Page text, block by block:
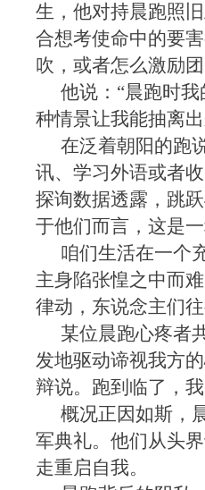
生，他对持晨跑照
合想考使命中的要
吹，或者怎么激励团
他说：“晨跑时
种情景让我能抽离
在泛着朝阳的跑
讯、学习外语或者
探询数据透露，跳
于他们而言，这是
咱们生活在一个
主身陷张惶之中而
律动，东说念主们
某位晨跑心疼者
发地驱动谛视我方
辩说。跑到临了，
概况正因如斯，
军典礼。他们从头
走重启自我。